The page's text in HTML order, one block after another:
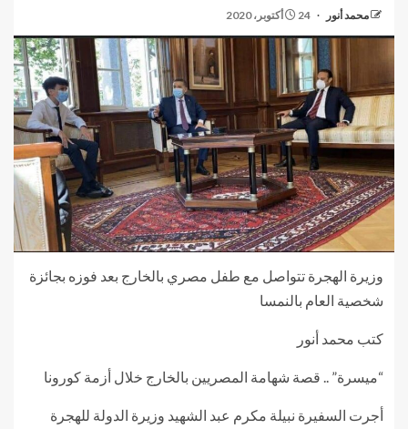
محمد أنور 24 أكتوبر، 2020
وزيرة الهجرة تتواصل مع طفل مصري بالخارج بعد فوزه بجائزة
شخصية العام بالنمسا
كتب محمد أنور
“ميسرة” .. قصة شهامة المصريين بالخارج خلال أزمة كورونا
أجرت السفيرة نبيلة مكرم عبد الشهيد وزيرة الدولة للهجرة